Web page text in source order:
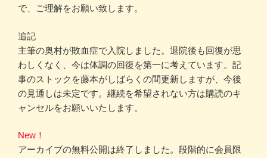
で、ご理解をお願い致します。
追記
主筆の奥村が敗血症で入院しました。退院後も回復が思
わしくなく、今は体調の回復を第一に考えています。記
事のストックを藤本がしばらくの間更新しますが、今後
の見通しは未定です。継続を希望されない方は購読のキ
ャンセルをお願いいたします。
New！
アーカイブの無料公開は終了しました。段階的に会員限